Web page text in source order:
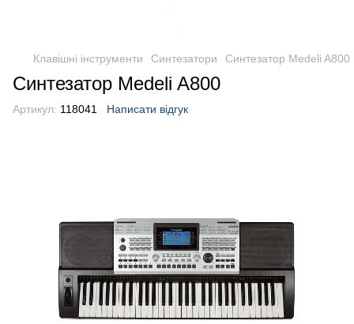
Клавішні інструменти Синтезатори Синтезатор Medeli A800
Синтезатор Medeli A800
Артикул: 118041 Написати відгук